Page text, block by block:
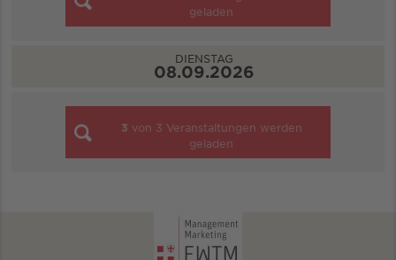
geladen
DIENSTAG
08.09.2026
3 von 3 Veranstaltungen werden
geladen